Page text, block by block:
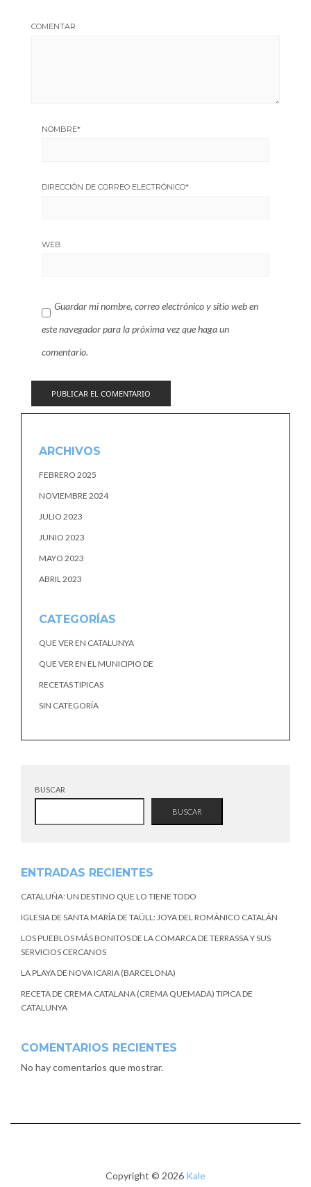
COMENTAR
NOMBRE*
DIRECCIÓN DE CORREO ELECTRÓNICO*
WEB
Guardar mi nombre, correo electrónico y sitio web en
este navegador para la próxima vez que haga un
comentario.
ARCHIVOS
FEBRERO 2025
NOVIEMBRE 2024
JULIO 2023
JUNIO 2023
MAYO 2023
ABRIL 2023
CATEGORÍAS
QUE VER EN CATALUNYA
QUE VER EN EL MUNICIPIO DE
RECETAS TIPICAS
SIN CATEGORÍA
BUSCAR
BUSCAR
ENTRADAS RECIENTES
CATALUÑA: UN DESTINO QUE LO TIENE TODO
IGLESIA DE SANTA MARÍA DE TAÜLL: JOYA DEL ROMÁNICO CATALÁN
LOS PUEBLOS MÁS BONITOS DE LA COMARCA DE TERRASSA Y SUS
SERVICIOS CERCANOS
LA PLAYA DE NOVA ICARIA (BARCELONA)
RECETA DE CREMA CATALANA (CREMA QUEMADA) TIPICA DE
CATALUNYA
COMENTARIOS RECIENTES
No hay comentarios que mostrar.
Copyright © 2026 Kale